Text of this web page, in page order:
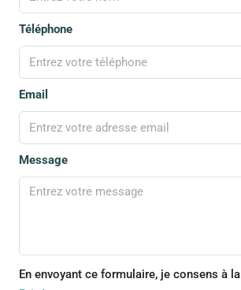
Téléphone
Email
Message
En envoyant ce formulaire, je consens à la